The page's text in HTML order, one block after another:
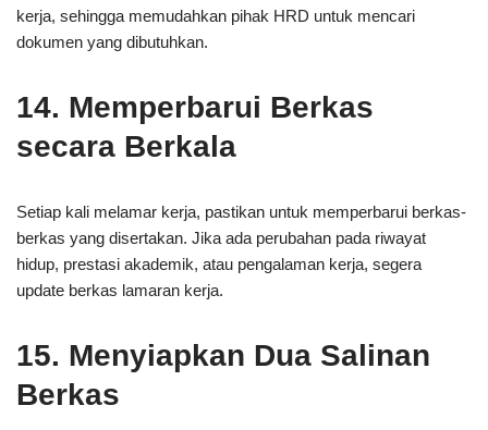
kerja, sehingga memudahkan pihak HRD untuk mencari
dokumen yang dibutuhkan.
14. Memperbarui Berkas
secara Berkala
Setiap kali melamar kerja, pastikan untuk memperbarui berkas-
berkas yang disertakan. Jika ada perubahan pada riwayat
hidup, prestasi akademik, atau pengalaman kerja, segera
update berkas lamaran kerja.
15. Menyiapkan Dua Salinan
Berkas